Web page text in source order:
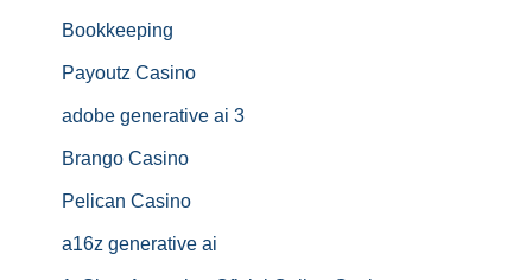
Bookkeeping
Payoutz Casino
adobe generative ai 3
Brango Casino
Pelican Casino
a16z generative ai